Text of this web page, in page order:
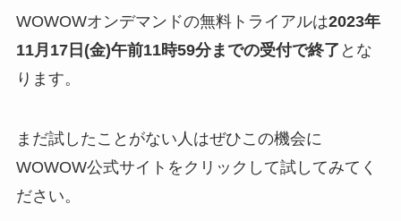
WOWOWオンデマンドの無料トライアルは2023年
11月17日(金)午前11時59分までの受付で終了 とな
ります。
まだ試したことがない人はぜひこの機会に
WOWOW公式サイトをクリックして試してみてく
ださい。